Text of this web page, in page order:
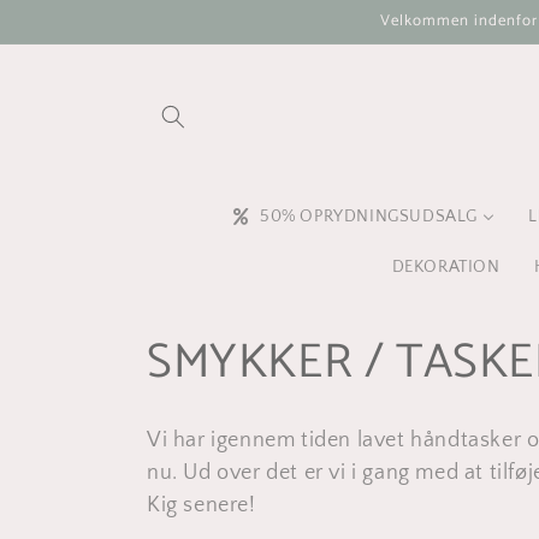
Velkommen
50% OPRYDNINGSUDSALG
DEKORATION
K
o
l
SMYKKER /
Vi har igennem tiden lavet håndtasker
nu. Ud over det er vi i gang med at
Kig senere!